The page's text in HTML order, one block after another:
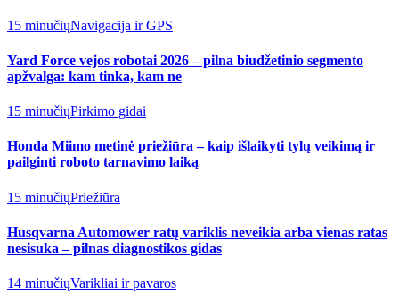
15 minučiųNavigacija ir GPS
Yard Force vejos robotai 2026 – pilna biudžetinio segmento
apžvalga: kam tinka, kam ne
15 minučiųPirkimo gidai
Honda Miimo metinė priežiūra – kaip išlaikyti tylų veikimą ir
pailginti roboto tarnavimo laiką
15 minučiųPriežiūra
Husqvarna Automower ratų variklis neveikia arba vienas ratas
nesisuka – pilnas diagnostikos gidas
14 minučiųVarikliai ir pavaros